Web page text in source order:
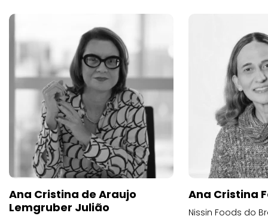
Ana Cristina de Araujo
Lemgruber Julião
Ana Cristina
Nissin Foods do